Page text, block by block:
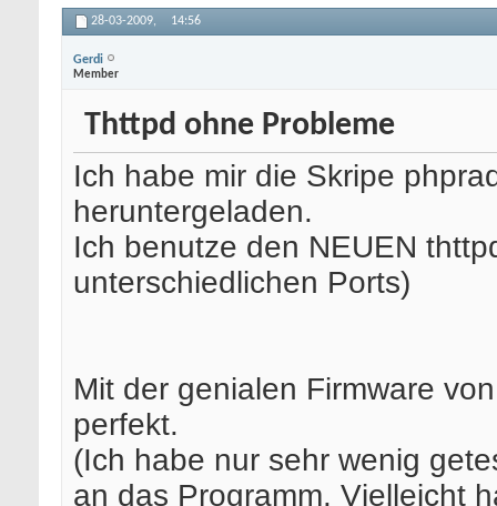
28-03-2009, 14:56
Gerdi
Member
Thttpd ohne Probleme
Ich habe mir die Skripe
heruntergeladen.
Ich benutze den NEUEN
unterschiedlichen Ports)
Mit der genialen Firmware
perfekt.
(Ich habe nur sehr wenig
an das Programm. Vielleicht